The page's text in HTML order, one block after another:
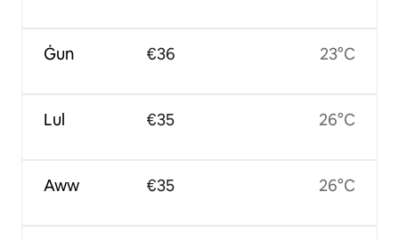
Ġun
Lul
Aww
€36
€35
€35
23°C
26°C
26°C